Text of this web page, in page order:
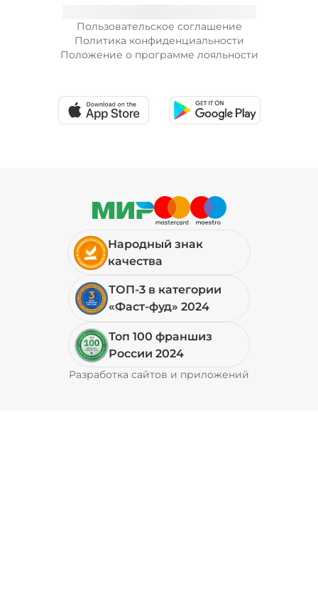
Соус гриль (20 г)/ 20 г
Соус шрирача (20 г)/20 г
Сыр моцарелла (20 г)/ 20 г
Пользовательское соглашение
Политика конфиденциальности
Положение о программе лояльности
Народный знак
качества
ТОП-3 в категории
«Фаст-фуд» 2024
Топ 100 франшиз
России 2024
Разработка сайтов и приложений
Pyrobyte